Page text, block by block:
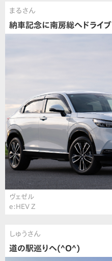
まるさん
納車記念に南房総へドライブ
ヴェゼル
e:HEV Z
しゅうさん
道の駅巡りへ(^O^)